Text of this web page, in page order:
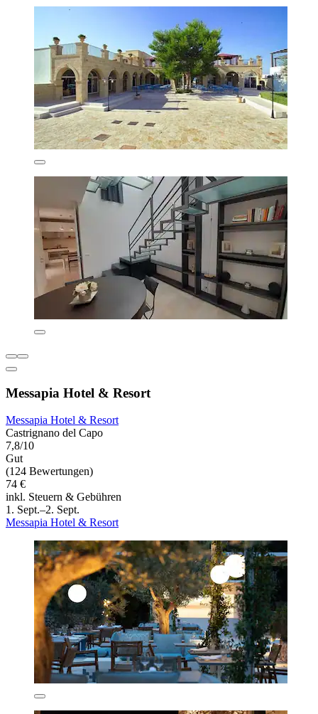
Messapia Hotel & Resort
Messapia Hotel & Resort
Castrignano del Capo
7,8/10
Gut
(124 Bewertungen)
74 €
inkl. Steuern & Gebühren
1. Sept.–2. Sept.
Messapia Hotel & Resort